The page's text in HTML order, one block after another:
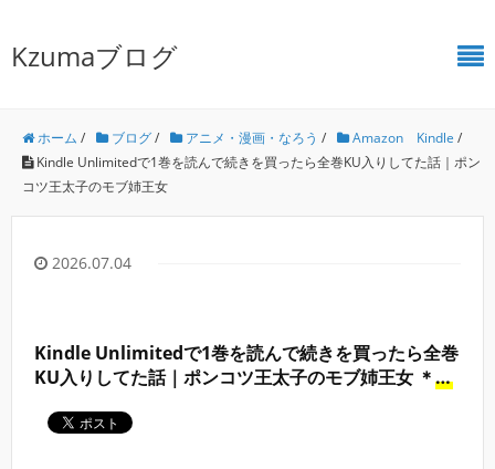
Kzumaブログ
ホーム / ブログ/ アニメ・漫画・なろう / Amazon Kindle /
Kindle Unlimitedで1巻を読んで続きを買ったら全巻KU入りしてた話｜ポン
コツ王太子のモブ姉王女
2026.07.04
Kindle Unlimitedで1巻を読んで続きを買ったら全巻
KU入りしてた話｜ポンコツ王太子のモブ姉王女 ＊広